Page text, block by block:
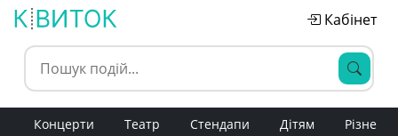
Кабінет
Концерти Театр Стендапи Дітям Різне